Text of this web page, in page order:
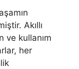
Akıllı
ve kullanım
her